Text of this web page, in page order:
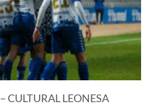
CULTURAL LEONESA